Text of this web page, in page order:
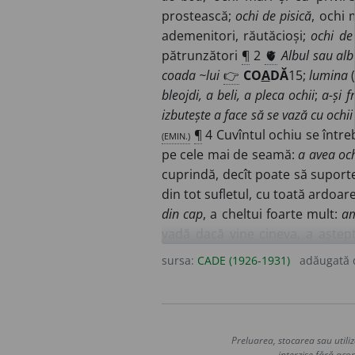
prostească;ochi de pisică, ochi
ademenitori, răutăcioși;ochi de
pătrunzători ¶ 2 🫀 Albul sau
coada ~lui 👉 COADĂ15; lumina(
bleojdi, a beli, a pleca ochii;a-și
izbutește a face să se vază cu
(EMIN.) ¶ 4 Cuvîntul ochiu se
pe cele mai de seamă:a avea
cuprindă, decît poate să
din tot sufletul, cu toată
din cap, a cheltui foarte mult:
vadă dacă vine cineva, a
realitatea unui lucru:
fetei nu-i
neprevăzut);
(P) cine nu
sursa: CADE (1926-1931) adăugată
Preluarea, stocarea sau